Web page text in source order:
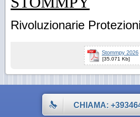
Rivoluzionarie
Stommpy 2026
[35.071 Kb]
CHIAMA: